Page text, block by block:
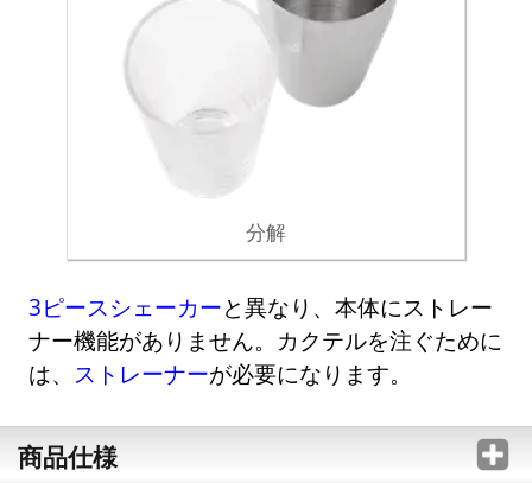
分解
3ピースシェーカーと異なり、本体にストレー
ナー機能がありません。カクテルを注ぐために
は、
ストレーナーが必要になります。
商品仕様